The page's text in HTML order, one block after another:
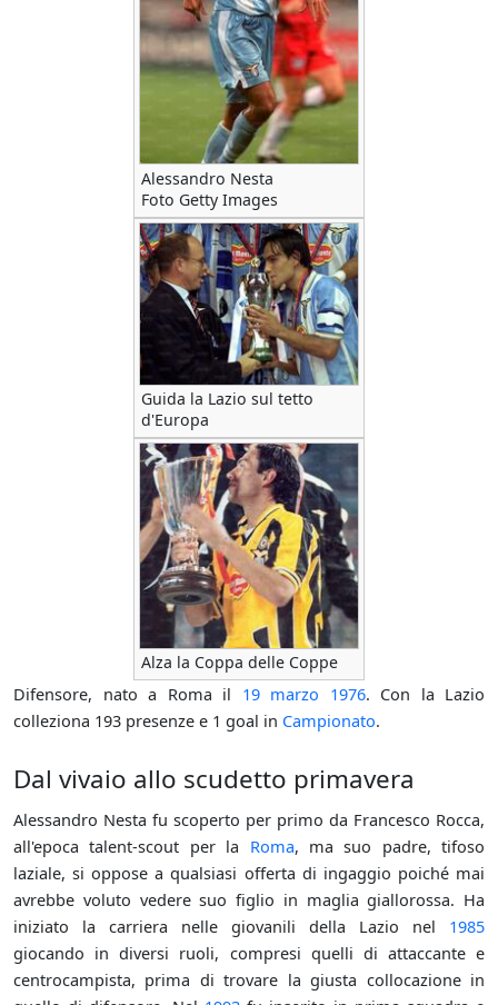
Alessandro Nesta
Foto Getty Images
Guida la Lazio sul tetto
d'Europa
Alza la Coppa delle Coppe
Difensore, nato a Roma il 19 marzo 1976. Con la Lazio
colleziona 193 presenze e 1 goal in Campionato.
Dal vivaio allo scudetto primavera
Alessandro Nesta fu scoperto per primo da Francesco Rocca,
all'epoca talent-scout per la Roma, ma suo padre, tifoso
laziale, si oppose a qualsiasi offerta di ingaggio poiché mai
avrebbe voluto vedere suo figlio in maglia giallorossa. Ha
iniziato la carriera nelle giovanili della Lazio nel 1985
giocando in diversi ruoli, compresi quelli di attaccante e
centrocampista, prima di trovare la giusta collocazione in